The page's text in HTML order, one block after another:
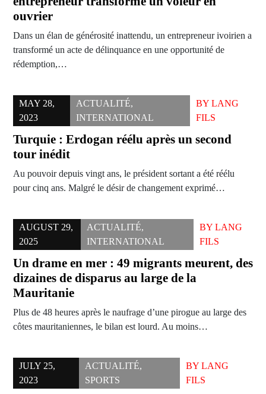
ouvrier
Dans un élan de générosité inattendu, un entrepreneur ivoirien a
transformé un acte de délinquance en une opportunité de
rédemption,…
MAY 28,
2023
ACTUALITÉ,
INTERNATIONAL
BY LANG
FILS
Turquie : Erdogan réélu après un second
tour inédit
Au pouvoir depuis vingt ans, le président sortant a été réélu
pour cinq ans. Malgré le désir de changement exprimé…
AUGUST 29,
2025
ACTUALITÉ,
INTERNATIONAL
BY LANG
FILS
Un drame en mer : 49 migrants meurent, des
dizaines de disparus au large de la
Mauritanie
Plus de 48 heures après le naufrage d’une pirogue au large des
côtes mauritaniennes, le bilan est lourd. Au moins…
JULY 25,
2023
ACTUALITÉ,
SPORTS
BYLANG
FILS